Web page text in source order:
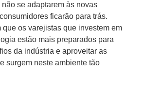
se adaptarem às novas
ficarão para trás.
os varejistas que investem em
estão mais preparados para
da indústria e aproveitar as
surgem neste ambiente tão